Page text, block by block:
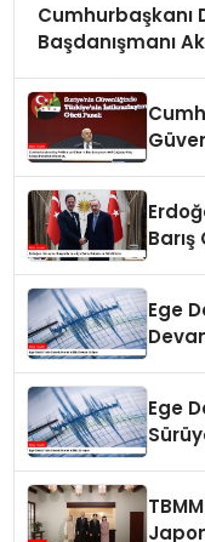
Cumhurbaşkanı
Başdanışmanı
Ege
Ege